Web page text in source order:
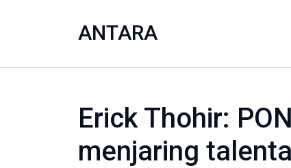
ANTARA
Erick Thohir:
menjaring